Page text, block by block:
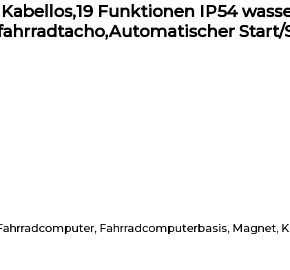
Funktionen IP54
Start/
Fahrradcomputerbasis, Magnet,